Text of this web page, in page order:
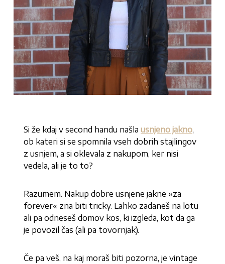
Si že kdaj v second handu našlausnjeno jakno,
ob kateri si se spomnila vseh dobrih stajlingov
z usnjem, a si oklevala z nakupom, ker nisi
vedela, ali je to to?
Razumem. Nakup dobre usnjene jakne »za
forever« zna biti tricky. Lahko zadaneš na lotu
ali pa odneseš domov kos, ki izgleda, kot da ga
je povozil čas (ali pa tovornjak).
Če pa veš, na kaj moraš biti pozorna, je vintage